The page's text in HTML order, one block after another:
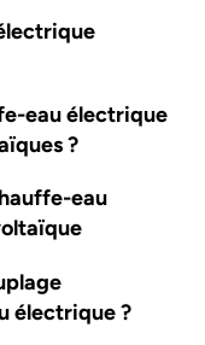
eau électrique
?
eau
électrique ?